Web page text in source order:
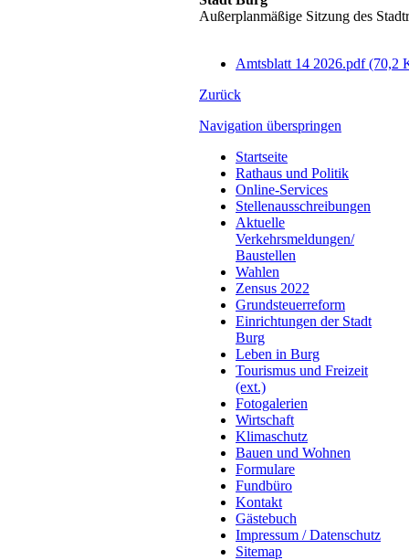
Außerplanmäßige Sitzung des
Amtsblatt 14 2026.pdf(70,2
Zurück
Navigation überspringen
Startseite
Rathaus und Politik
Online-Services
Stellenausschreibungen
Aktuelle
Verkehrsmeldungen/
Baustellen
Wahlen
Zensus 2022
Grundsteuerreform
Einrichtungen der Stadt
Burg
Leben in Burg
Tourismus und Freizeit
(ext.)
Fotogalerien
Wirtschaft
Klimaschutz
Bauen und Wohnen
Formulare
Fundbüro
Kontakt
Gästebuch
Impressum / Datenschutz
Sitemap